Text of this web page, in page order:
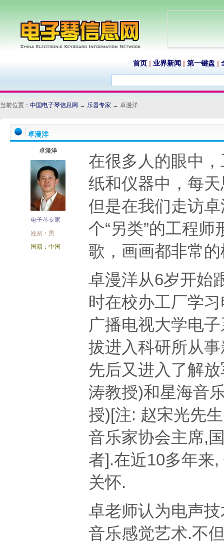
首页 | 业界新闻 | 第一键盘 |
当前位置： 中国电子琴信息网 → 乐器专家 → 卓漫洋
卓漫洋
卓漫洋
电子琴专家
姓别：男
国籍：中国
在很多人的眼中
纸和仪器中，每
但是在我们走访
个“另类”的工程
歌，画画都非常
卓漫洋从6岁开始
时在校办工厂学
广播电视大学电
拔进入科研所从
先后又进入了解
涛教授)和星海音
授)[注: 赵宋光先
音乐家协会主席,
者].在近10多年来
关怀.
卓老师认为电声
音乐感觉艺术.不